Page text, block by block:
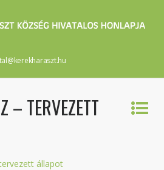
– TERVEZETT
állapot